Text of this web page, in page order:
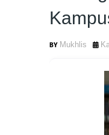
Mukhlis